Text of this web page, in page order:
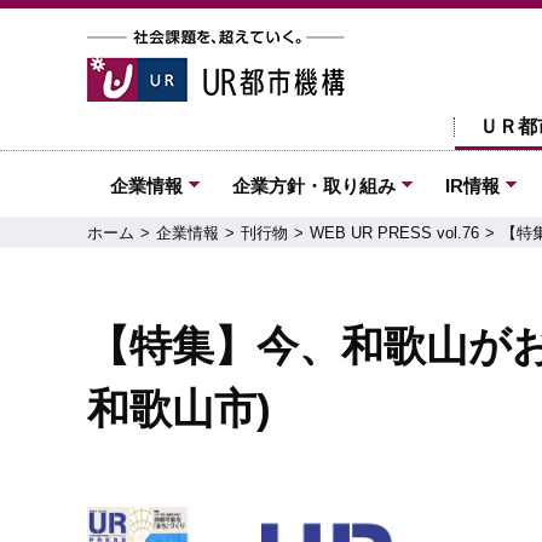
ＵＲ
企業情報 企業方針・取り組み IR情報
ホーム 企業情報 刊行物 WEB UR PRESS vol.76 【
【特集】今、和歌山
和歌山市)